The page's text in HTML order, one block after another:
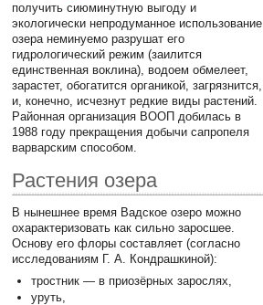
получить сиюминутную выгоду и
экологически непродуманное использование
озера неминуемо разрушат его
гидрологический режим (заилится
единственная воклина), водоем обмелеет,
зарастет, обогатится органикой, загрязнится,
и, конечно, исчезнут редкие виды растений.
Районная организация ВООП добилась в
1988 году прекращения добычи сапропеля
варварским способом.
Растения озера
В нынешнее время Вадское озеро можно
охарактеризовать как сильно заросшее.
Основу его флоры составляет (согласно
исследованиям Г. А. Кондрашкиной):
тростник — в приозёрных зарослях,
уруть,